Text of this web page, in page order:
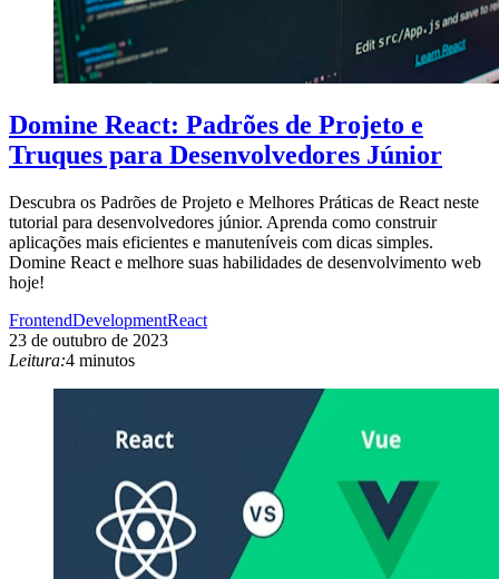
Domine React: Padrões de Projeto e
Truques para Desenvolvedores Júnior
Descubra os Padrões de Projeto e Melhores Práticas de React neste
tutorial para desenvolvedores júnior. Aprenda como construir
aplicações mais eficientes e manuteníveis com dicas simples.
Domine React e melhore suas habilidades de desenvolvimento web
hoje!
FrontendDevelopmentReact
23 de outubro de 2023
Leitura:4 minutos